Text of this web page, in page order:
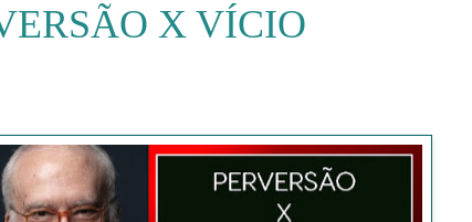
X VÍCIO